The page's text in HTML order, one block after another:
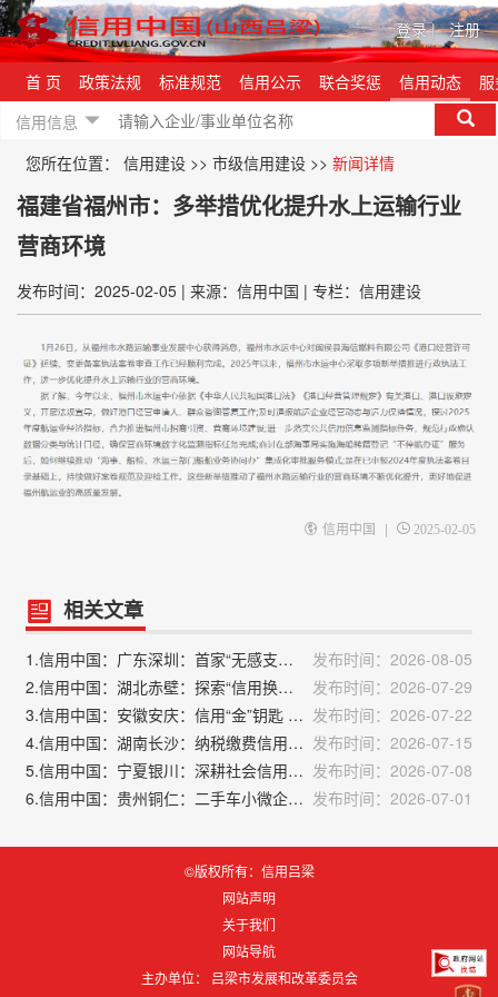
登录| 注册
首 页 政策法规 标准规范 信用公示 联合奖惩 信用动态
信用信息
您所在位置： 信用建设 >> 市级信用建设 >> 新闻详情
福建省福州市：多举措优化提升水上运输行业
营商环境
发布时间：2025-02-05 | 来源：信用中国 | 专栏：信用建设
信用中国 | 2025-02-05
相关文章
1.信用中国：广东深圳：首家“无感支付”信用医院上线
发布时间：2026-08-05
2.信用中国：湖北赤壁：探索“信用换信贷”机制 推动公积金归集扩面
发布时间：2026-07-29
3.信用中国：安徽安庆：信用“金”钥匙 打开融资新大门 发布时间：2026-07-22
4.信用中国：湖南长沙：纳税缴费信用“金钥匙” 打开发展新空间 发布时间：2026-07-15
5.信用中国：宁夏银川：深耕社会信用体系建设 赋能营商环境优化升级 发布时间：2026-07-08
6.信用中国：贵州铜仁：二手车小微企业凭纳税信用获融资 发布时间：2026-07-01
©版权所有：信用吕梁
网站声明
关于我们
网站导航
主办单位： 吕梁市发展和改革委员会